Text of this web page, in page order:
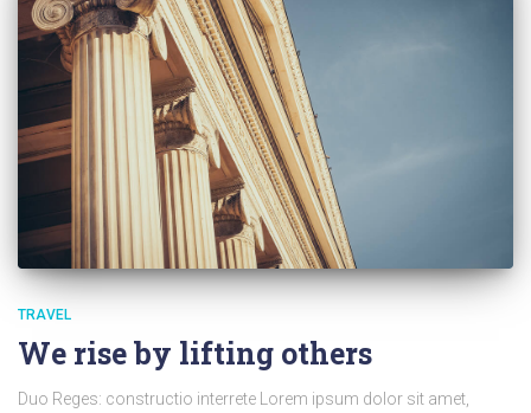
TRAVEL
We rise by lifting others
Duo Reges: constructio interrete Lorem ipsum dolor sit amet,